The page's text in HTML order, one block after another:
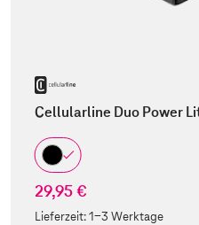
Cellularline Duo Power
29,95 €
Lieferzeit:1-3 Werktage